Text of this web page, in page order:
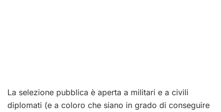
La selezione pubblica è aperta a militari e a civili
diplomati (e a coloro che siano in grado di conseguire